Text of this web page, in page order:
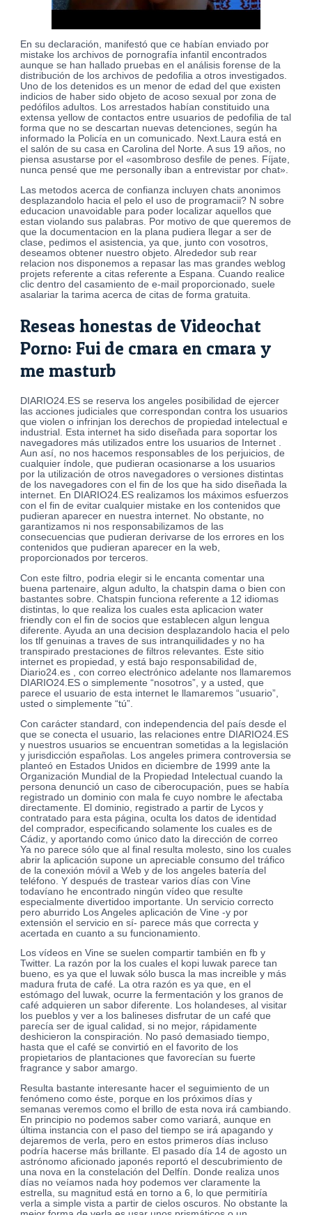
En su declaración, manifestó que ce habían enviado por
mistake los archivos de pornografía infantil encontrados
aunque se han hallado pruebas en el análisis forense de la
distribución de los archivos de pedofilia a otros investigados.
Uno de los detenidos es un menor de edad del que existen
indicios de haber sido objeto de acoso sexual por zona de
pedófilos adultos. Los arrestados habían constituido una
extensa yellow de contactos entre usuarios de pedofilia de tal
forma que no se descartan nuevas detenciones, según ha
informado la Policía en un comunicado. Next.Laura está en
el salón de su casa en Carolina del Norte. A sus 19 años, no
piensa asustarse por el «asombroso desfile de penes. Fíjate,
nunca pensé que me personally iban a entrevistar por chat».
Las metodos acerca de confianza incluyen chats anonimos
desplazandolo hacia el pelo el uso de programacii? N sobre
educacion unavoidable para poder localizar aquellos que
estan violando sus palabras. Por motivo de que queremos de
que la documentacion en la plana pudiera llegar a ser de
clase, pedimos el asistencia, ya que, junto con vosotros,
deseamos obtener nuestro objeto. Alrededor sub rear
relacion nos disponemos a repasar las mas grandes weblog
projets referente a citas referente a Espana. Cuando realice
clic dentro del casamiento de e-mail proporcionado, suele
asalariar la tarima acerca de citas de forma gratuita.
Reseas honestas de Videochat
Porno: Fui de cmara en cmara y
me masturb
DIARIO24.ES se reserva los angeles posibilidad de ejercer
las acciones judiciales que correspondan contra los usuarios
que violen o infrinjan los derechos de propiedad intelectual e
industrial. Esta internet ha sido diseñada para soportar los
navegadores más utilizados entre los usuarios de Internet .
Aun así, no nos hacemos responsables de los perjuicios, de
cualquier índole, que pudieran ocasionarse a los usuarios
por la utilización de otros navegadores o versiones distintas
de los navegadores con el fin de los que ha sido diseñada la
internet. En DIARIO24.ES realizamos los máximos esfuerzos
con el fin de evitar cualquier mistake en los contenidos que
pudieran aparecer en nuestra internet. No obstante, no
garantizamos ni nos responsabilizamos de las
consecuencias que pudieran derivarse de los errores en los
contenidos que pudieran aparecer en la web,
proporcionados por terceros.
Con este filtro, podria elegir si le encanta comentar una
buena partenaire, algun adulto, la chatspin dama o bien con
bastantes sobre. Chatspin funciona referente a 12 idiomas
distintas, lo que realiza los cuales esta aplicacion water
friendly con el fin de socios que establecen algun lengua
diferente. Ayuda an una decision desplazandolo hacia el pelo
los tlf genuinas a traves de sus intranquilidades y no ha
transpirado prestaciones de filtros relevantes. Este sitio
internet es propiedad, y está bajo responsabilidad de,
Diario24.es , con correo electrónico adelante nos llamaremos
DIARIO24.ES o simplemente “nosotros”, y a usted, que
parece el usuario de esta internet le llamaremos “usuario”,
usted o simplemente “tú”.
Con carácter standard, con independencia del país desde el
que se conecta el usuario, las relaciones entre DIARIO24.ES
y nuestros usuarios se encuentran sometidas a la legislación
y jurisdicción españolas. Los angeles primera controversia se
planteó en Estados Unidos en diciembre de 1999 ante la
Organización Mundial de la Propiedad Intelectual cuando la
persona denunció un caso de ciberocupación, pues se había
registrado un dominio con mala fe cuyo nombre le afectaba
directamente. El dominio, registrado a partir de Lycos y
contratado para esta página, oculta los datos de identidad
del comprador, especificando solamente los cuales es de
Cádiz, y aportando como único dato la dirección de correo
Ya no parece sólo que al final resulta molesto, sino los cuales
abrir la aplicación supone un apreciable consumo del tráfico
de la conexión móvil a Web y de los angeles batería del
teléfono. Y después de trastear varios días con Vine
todavíano he encontrado ningún vídeo que resulte
especialmente divertidoo importante. Un servicio correcto
pero aburrido Los Angeles aplicación de Vine -y por
extensión el servicio en sí- parece más que correcta y
acertada en cuanto a su funcionamiento.
Los vídeos en Vine se suelen compartir también en fb y
Twitter. La razón por la los cuales el kopi luwak parece tan
bueno, es ya que el luwak sólo busca la mas increible y más
madura fruta de café. La otra razón es ya que, en el
estómago del luwak, ocurre la fermentación y los granos de
café adquieren un sabor diferente. Los holandeses, al visitar
los pueblos y ver a los balineses disfrutar de un café que
parecía ser de igual calidad, si no mejor, rápidamente
deshicieron la conspiración. No pasó demasiado tiempo,
hasta que el café se convirtió en el favorito de los
propietarios de plantaciones que favorecían su fuerte
fragrance y sabor amargo.
Resulta bastante interesante hacer el seguimiento de un
fenómeno como éste, porque en los próximos días y
semanas veremos como el brillo de esta nova irá cambiando.
En principio no podemos saber como variará, aunque en
última instancia con el paso del tiempo se irá apagando y
dejaremos de verla, pero en estos primeros días incluso
podría hacerse más brillante. El pasado día 14 de agosto un
astrónomo aficionado japonés reportó el descubrimiento de
una nova en la constelación del Delfín. Donde realiza unos
días no veíamos nada hoy podemos ver claramente la
estrella, su magnitud está en torno a 6, lo que permitiría
verla a simple vista a partir de cielos oscuros. No obstante la